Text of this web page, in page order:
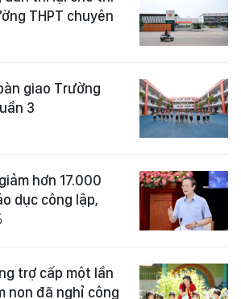
THPT chuyên
giao Trường
3
hơn 17.000
dục công lập,
trợ cấp một lần
non đã nghỉ công